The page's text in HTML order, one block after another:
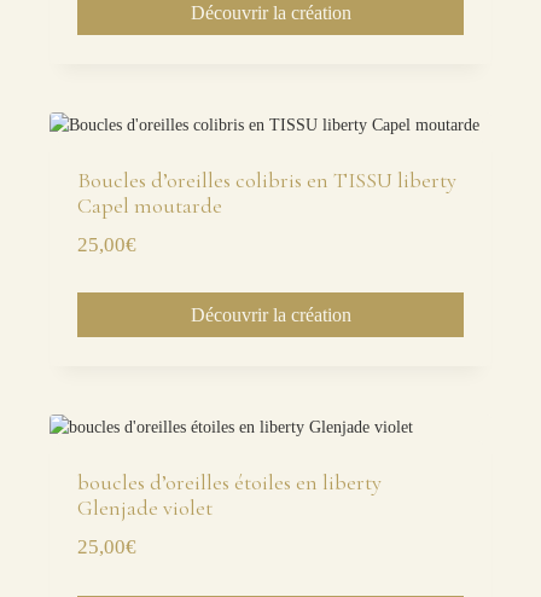
Découvrir la création
Boucles d’oreilles colibris en TISSU liberty
Capel moutarde
25,00€
Découvrir la création
boucles d’oreilles étoiles en liberty
Glenjade violet
25,00€